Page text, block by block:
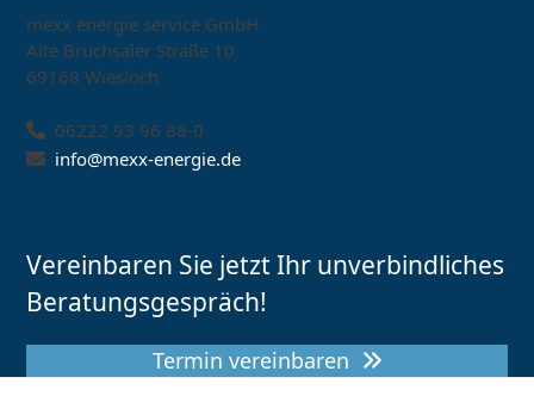
mexx energie service GmbH
Alte Bruchsaler Straße 10
69168 Wiesloch
06222 93 96 88-0
info@mexx-energie.de
Vereinbaren Sie jetzt Ihr unverbindliches
Beratungsgespräch!
Termin vereinbaren